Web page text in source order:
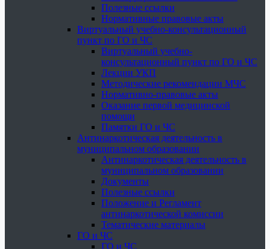
Полезные ссылки
Нормативные правовые акты
Виртуальный учебно-консультационный
пункт по ГО и ЧС
Виртуальный учебно-
консультационный пункт по ГО и ЧС
Лекции УКП
Методические рекомендации МЧС
Нормативно-правовые акты
Оказание первой медицинской
помощи
Памятки ГО и ЧС
Антинаркотическая деятельность в
муниципальном образовании
Антинаркотическая деятельность в
муниципальном образовании
Документы
Полезные ссылки
Положение и Регламент
антинаркотической комиссии
Тематические материалы
ГО и ЧС
ГО и ЧС